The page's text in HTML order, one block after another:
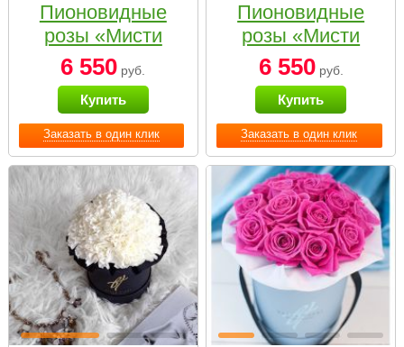
Заказать в один клик
Пионовидные
розы «Мисти
бабблс» в белой
коробке Small
6 550 руб.
Купить
Заказать в один клик
Пионовидные
розы «Мисти
бабблс» в
черной коробке
Small
6 550руб.
Купить